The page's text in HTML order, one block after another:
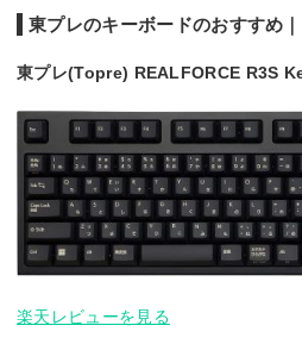
東プレのキーボードのおすすめ
東プレ(Topre) REALFORCE R3S
楽天レビューを見る